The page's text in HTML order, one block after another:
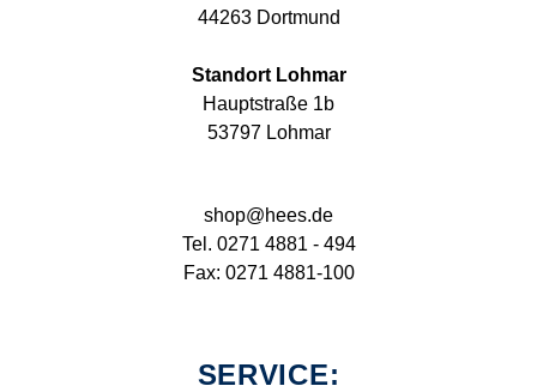
44263 Dortmund
Standort Lohmar
Hauptstraße 1b
53797 Lohmar
shop@hees.de
Tel. 0271 4881 - 494
Fax: 0271 4881-100
SERVICE: